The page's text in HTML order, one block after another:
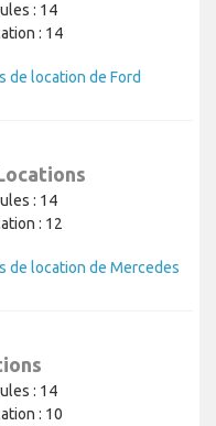
: 14
: 14
de location de Ford
: 14
: 12
de location de Mercedes
: 14
: 10